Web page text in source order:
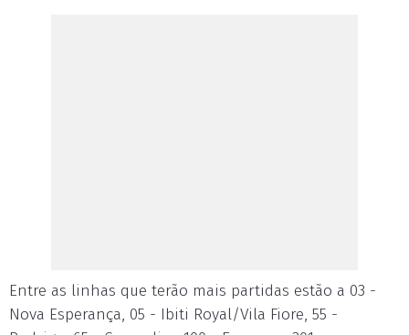
Entre as linhas que terão mais partidas estão a 03 -
Nova Esperança, 05 - Ibiti Royal/Vila Fiore, 55 -